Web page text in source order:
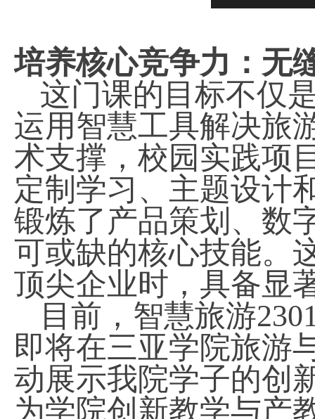
培养核心竞争力：无
这门课的目标不仅
运用智慧工具解决旅
术支撑，校园实践项
定制学习、主题设计
锻炼了产品策划、数
可或缺的核心技能。
顶尖企业时，具备显
目前，智慧旅游
即将在三亚学院旅游
动展示我院学子的创
为学院创新教学与产